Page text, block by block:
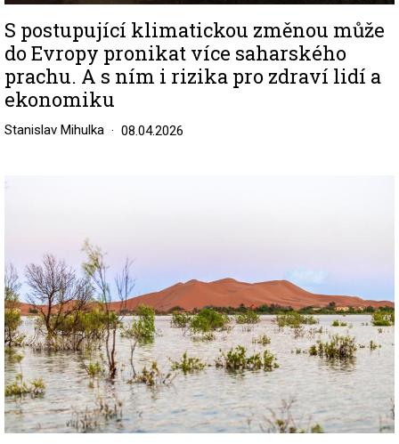
S postupující klimatickou změnou může
do Evropy pronikat více saharského
prachu. A s ním i rizika pro zdraví lidí a
ekonomiku
Stanislav Mihulka 08.04.2026
Image